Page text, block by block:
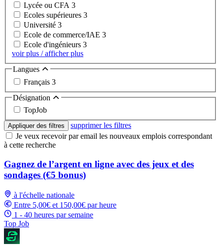
Lycée ou CFA 3
Ecoles supérieures 3
Université 3
Ecole de commerce/IAE 3
Ecole d'ingénieurs 3
voir plus / afficher plus
Langues
Français 3
Désignation
TopJob
Appliquer des filtres
supprimer les filtres
Je veux recevoir par email les nouveaux emplois correspondant
à cette recherche
Gagnez de l’argent en ligne avec des jeux et des
sondages (€5 bonus)
à l'échelle nationale
Entre 5,00€ et 150,00€ par heure
1 - 40 heures par semaine
Top Job